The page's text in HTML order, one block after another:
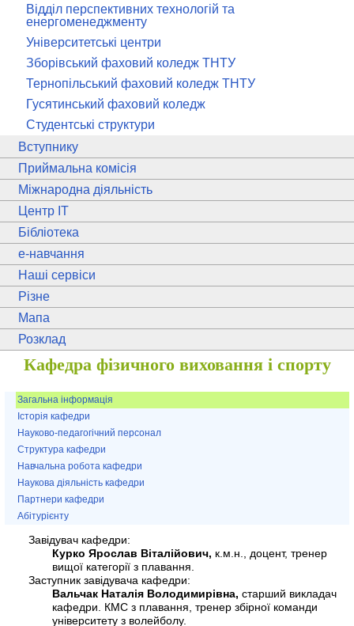
Відділ перспективних технологій та
енергоменеджменту
Університетські центри
Зборівський фаховий коледж ТНТУ
Тернопільський фаховий коледж ТНТУ
Гусятинський фаховий коледж
Студентські структури
Вступнику
Приймальна комісія
Міжнародна діяльність
Центр ІТ
Бібліотека
e-навчання
Наші сервіси
Різне
Мапа
Розклад
Кафедра фізичного виховання і спорту
Загальна інформація
Історія кафедри
Науково-педагогічний персонал
Структура кафедри
Навчальна робота кафедри
Наукова діяльність кафедри
Партнери кафедри
Абітурієнту
Завідувач кафедри:
Курко Ярослав Віталійович, к.м.н., доцент, тренер
вищої категорії з плавання.
Заступник завідувача кафедри:
Вальчак Наталія Володимирівна, старший викладач
кафедри. КМС з плавання, тренер збірної команди
університету з волейболу.